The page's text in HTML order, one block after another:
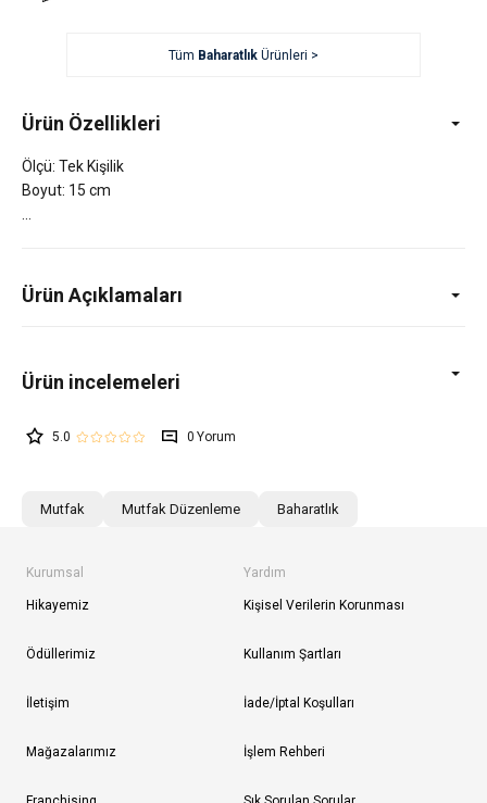
Tüm BaharatlıkÜrünleri >
Ürün Özellikleri
Ölçü: Tek Kişilik
Boyut: 15 cm
Ürün Açıklamaları
5.0 0
Mutfak Mutfak Düzenleme Baharatlık
Kurumsal
Hikayemiz
Ödüllerimiz
İletişim
Mağazalarımız
Yardım
Kişisel Verilerin Korunması
Kullanım Şartları
İade/İptal Koşulları
İşlem Rehberi